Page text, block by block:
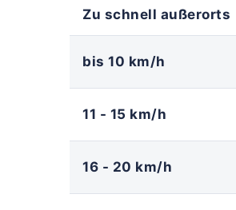
Zu schnell außerorts
bis 10 km/h
11 - 15 km/h
16 - 20 km/h